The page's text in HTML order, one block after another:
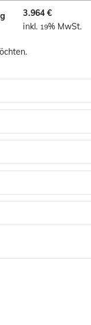
3.964 €
inkl. 19% MwSt.